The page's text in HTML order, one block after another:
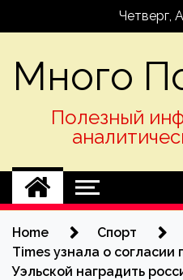
Четверг,
Много
Полезный
Home
Спорт
Times узнала о согласии
Уэльской наградить